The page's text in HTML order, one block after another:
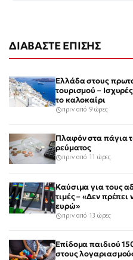
ΔΙΑΒΑΣΤΕ ΕΠΙΣΗΣ
Ελλάδα στους
τουρισμού –
το καλοκαίρι
πριν από 9 ώρες
Πλαφόν στα πάγια
ρεύματος
πριν από 11 ώρες
Καύσιμα για τους
τιμές – «Δεν
ευρώ»
πριν από 13 ώρες
Επίδομα παιδιού
στους